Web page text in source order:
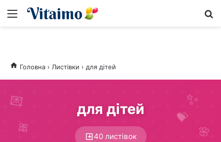
Меню
Головна › Листівки › для дітей
💌
🎀
💝
🌸
для дітей
40 листівок